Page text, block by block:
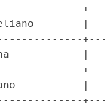
|
|
|